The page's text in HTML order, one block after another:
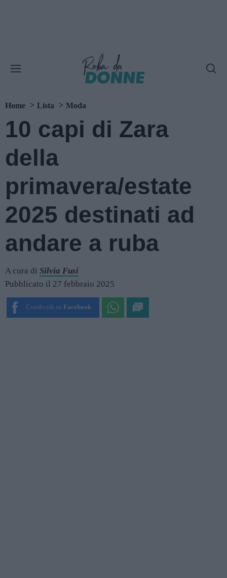
Home Lista Moda
10 capi di Zara
della
primavera/estate
2025 destinati ad
andare a ruba
A cura di Silvia Fusi
Pubblicato il 27 febbraio 2025
Condividi su Facebook